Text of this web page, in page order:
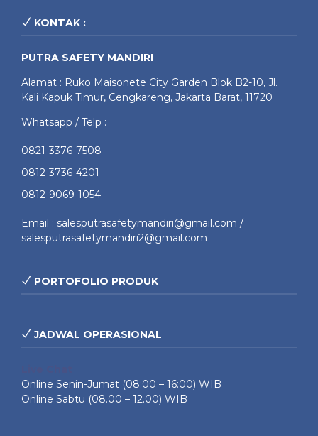
KONTAK :
PUTRA SAFETY MANDIRI
Alamat : Ruko Maisonete City Garden Blok B2-10, Jl.
Kali Kapuk Timur, Cengkareng, Jakarta Barat, 11720
Whatsapp / Telp :
0821-3376-7508
0812-3736-4201
0812-9069-1054
Email : salesputrasafetymandiri@gmail.com /
salesputrasafetymandiri2@gmail.com
PORTOFOLIO PRODUK
JADWAL OPERASIONAL
Online Senin-Jumat (08:00 – 16:00) WIB
Online Sabtu (08.00 – 12.00) WIB